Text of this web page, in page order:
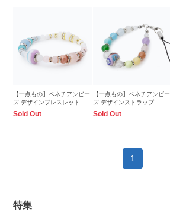
【一点もの】ベネチアンビー
ズ デザインブレスレット
Sold Out
【一点もの】ベネチアンビー
ズ デザインストラップ
Sold Out
1
特集